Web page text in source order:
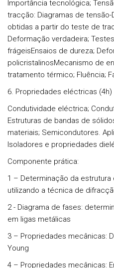
Importância tecnológica;
tracção: Diagramas de
obtidas a partir do teste de
Deformação verdadeira;
frágeisEnsaios de dureza;
policristalinosMecanismo de
tratamento térmico; Fluência;
6. Propriedades eléctricas (4h)
Condutividade eléctrica;
Estruturas de bandas de
materiais; Semicondutores.
Isoladores e propriedades
Componente prática:
1 – Determinação da
utilizando a técnica de
2- Diagrama de fases:
em ligas metálicas
3 – Propriedades mecânicas:
Young
4 – Propriedades mecânicas: